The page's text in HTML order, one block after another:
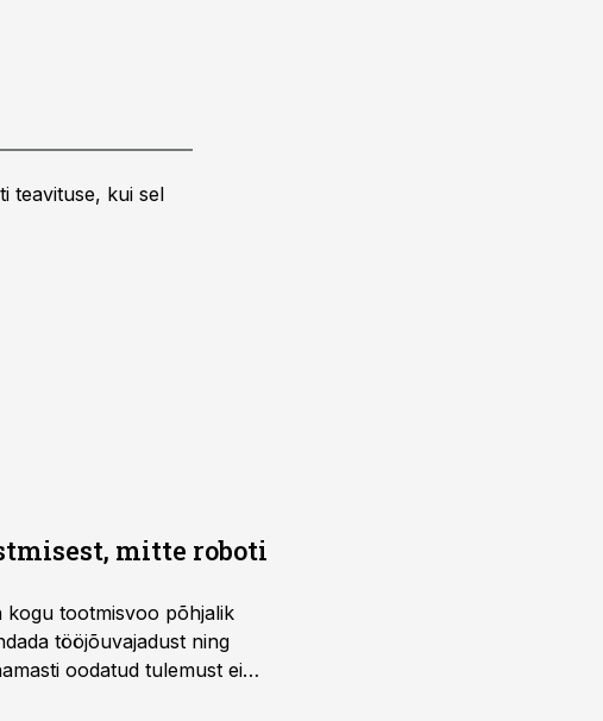
teavituse, kui sel
mitte roboti
kogu tootmisvoo põhjalik
tööjõuvajadust ning
oodatud tulemust ei